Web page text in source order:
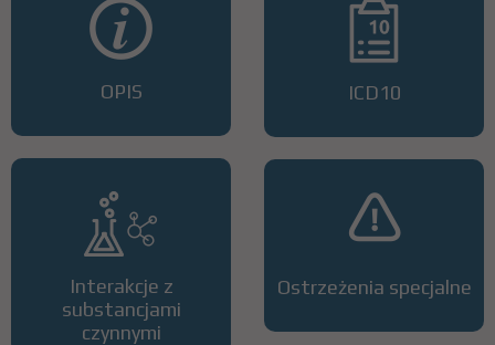
OPIS
Interakcje z
substancjami
czynnymi
ICD10
Ostrzeżenia specjalne